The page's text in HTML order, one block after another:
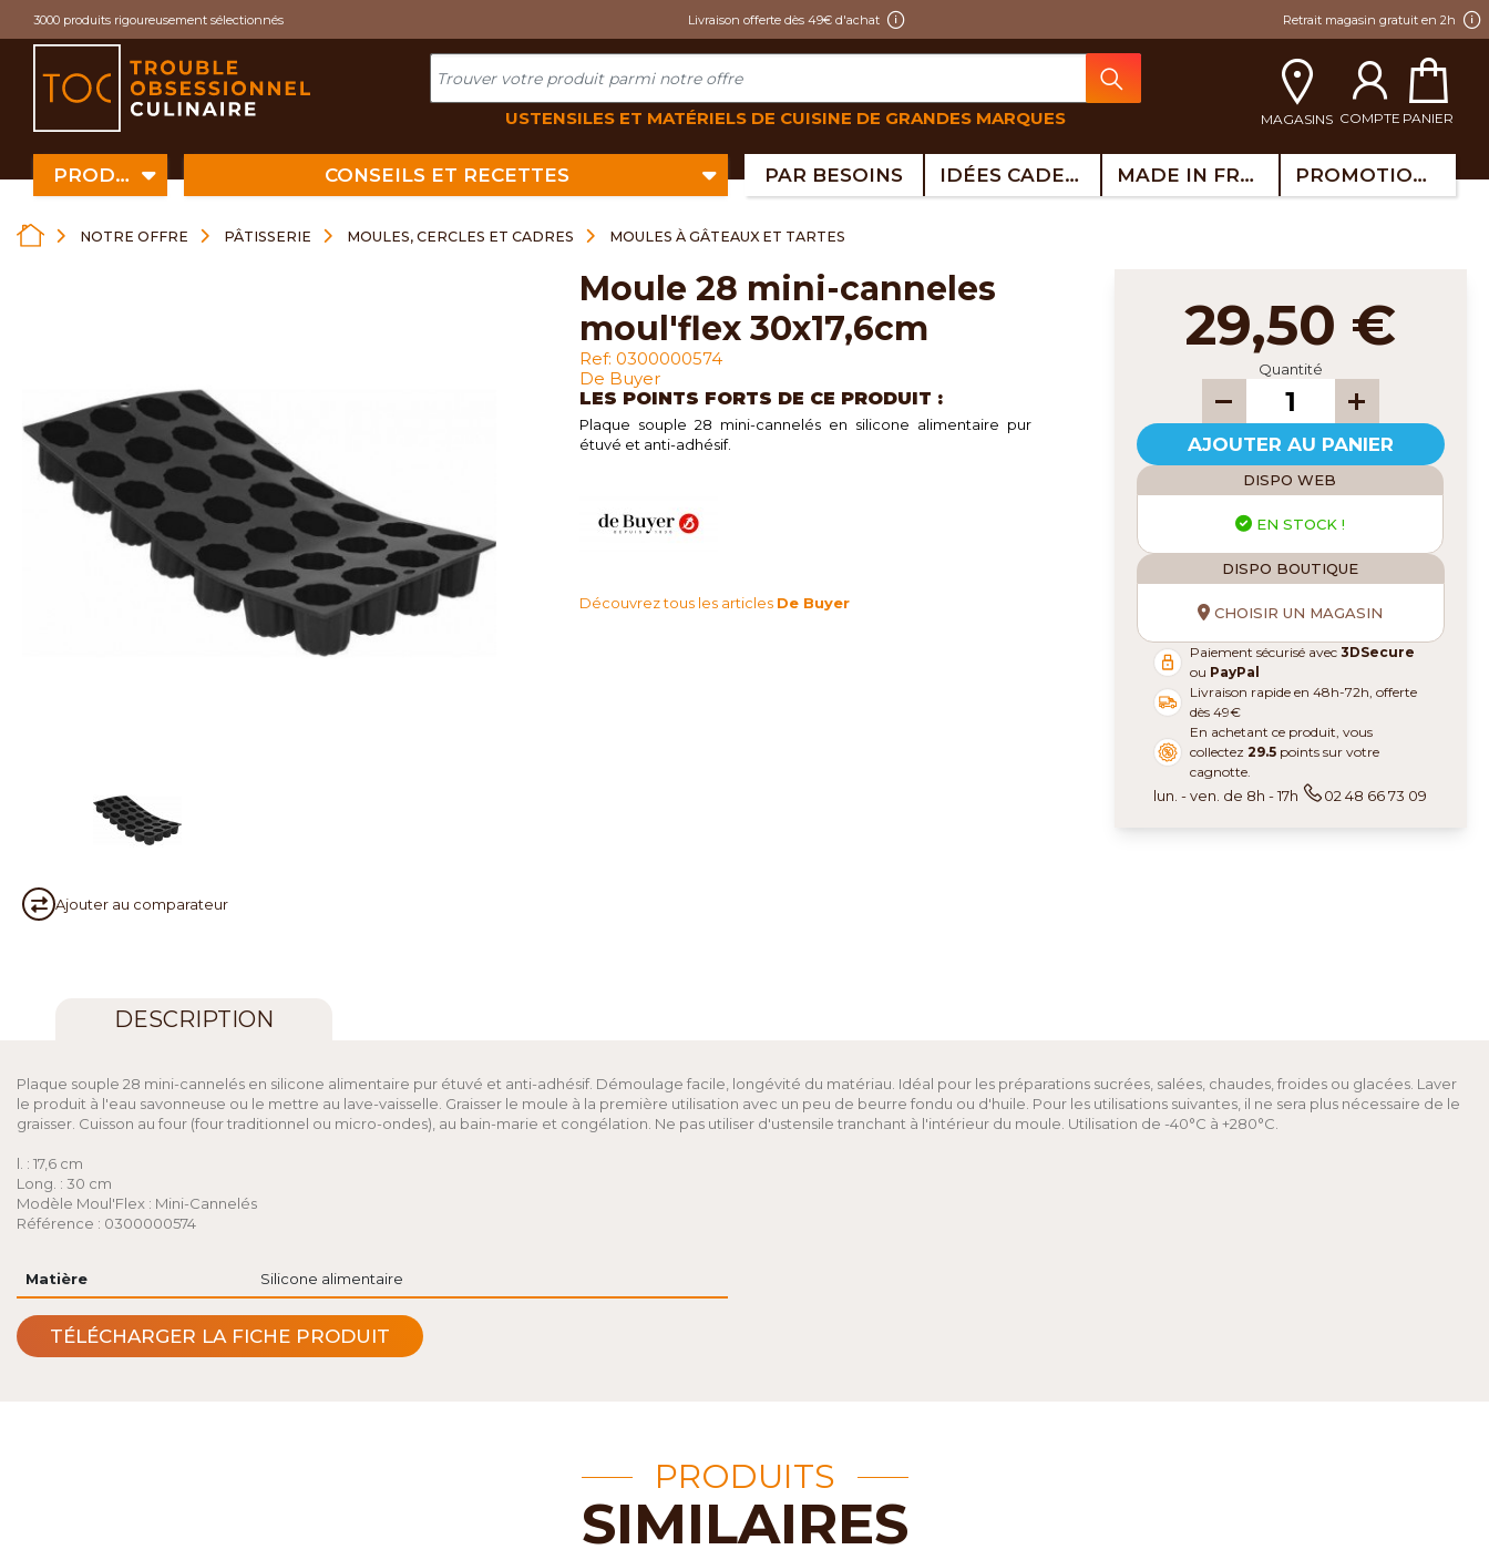
3000 produits rigoureusement sélectionnés Livraison offerte dès 49€ d'achat Retrait magasin gratuit en 2h
USTENSILES ET MATÉRIELS DE CUISINE DE GRANDES MARQUES MAGASINS COMPTE PANIER
PRODUITS CONSEILS ET RECETTES PAR BESOINS IDÉES CADEAUX MADE IN FRANCE PROMOTIONS
NOTRE OFFRE PÂTISSERIE MOULES, CERCLES ET CADRES MOULES À GÂTEAUX ET TARTES
Ajouter au comparateur
moule 28 mini-canneles
moul'flex 30x17,6cm
Ref: 0300000574
De Buyer
LES POINTS FORTS DE CE PRODUIT :
Plaque souple 28 mini-cannelés en silicone alimentaire pur
étuvé et anti-adhésif.
Découvrez tous les articles De Buyer
29,50 €
Quantité
AJOUTER AU PANIER
DISPO WEB
EN STOCK !
DISPO BOUTIQUE
CHOISIR UN MAGASIN
Paiement sécurisé avec3DSecure
ou PayPal
Livraison rapide en 48h-72h, offerte
dès 49€
En achetant ce produit, vous
collectez29.5 points sur votre
cagnotte.
lun. - ven. de 8h - 17h 02 48 66 73 09
DESCRIPTION
Plaque souple 28 mini-cannelés en silicone alimentaire pur étuvé et anti-adhésif. Démoulage facile, longévité du matériau. Idéal pour les préparations sucrées, salées, chaudes, froides ou glacées. Laver
le produit à l'eau savonneuse ou le mettre au lave-vaisselle. Graisser le moule à la première utilisation avec un peu de beurre fondu ou d'huile. Pour les utilisations suivantes, il ne sera plus nécessaire de le
graisser. Cuisson au four (four traditionnel ou micro-ondes), au bain-marie et congélation. Ne pas utiliser d'ustensile tranchant à l'intérieur du moule. Utilisation de -40°C à +280°C.
l. : 17,6 cm
Long. : 30 cm
Modèle Moul'Flex : Mini-Cannelés
Référence : 0300000574
Matière Silicone alimentaire
TÉLÉCHARGER LA FICHE PRODUIT
PRODUITS
SIMILAIRES